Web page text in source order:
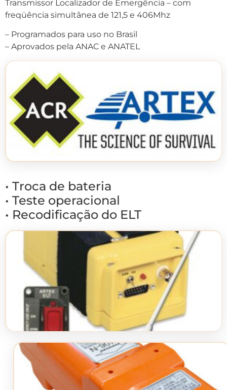
Transmissor Localizador de Emergência – com
freqüência simultânea de 121,5 e 406Mhz
– Programados para uso no Brasil
– Aprovados pela ANAC e ANATEL
• Troca de bateria
• Teste operacional
• Recodificação do ELT